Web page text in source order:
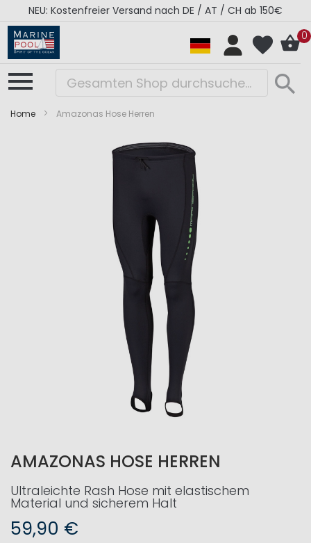
NEU: Kostenfreier Versand nach DE / AT / CH ab 150€
0
Home Amazonas Hose Herren
AMAZONAS HOSE HERREN
Ultraleichte Rash Hose mit elastischem
Material und sicherem Halt
59,90 €